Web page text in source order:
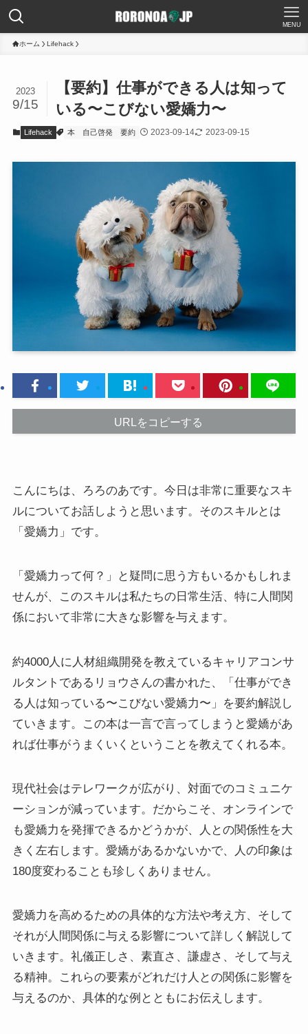
MENU
ホーム Lifehack
【要約】仕事ができる人は知って
いる〜こびない愛嬌力〜
2023
9/15
Lifehack 本 自己啓発 要約 2023-09-14 2023-09-15
URLをコピーする
こんにちは、ろろのあです。今日は非常に重要なスキ
ルについてお話しようと思います。そのスキルとは
「愛嬌力」です。
「愛嬌力って何？」と疑問に思う方もいるかもしれま
せんが、このスキルは私たちの日常生活、特に人間関
係において非常に大きな影響を与えます。
約4000人に人材組織開発を教えているキャリアコンサ
ルタントであるリョウさんの書かれた、「仕事ができ
る人は知っている〜こびない愛嬌力〜」を要約解説し
ていきます。この本は一言で言ってしまうと愛嬌があ
れば仕事がうまくいくということを教えてくれる本。
現代社会はテレワークが広がり、対面でのコミュニケ
ーションが減っています。だからこそ、オンラインで
も愛嬌力を発揮できるかどうかが、人との関係性を大
きく左右します。愛嬌があるかないかで、人の印象は
180度変わることも珍しくありません。
愛嬌力を高めるための具体的な方法や考え方、そして
それが人間関係に与える影響について詳しく解説して
いきます。礼儀正しさ、素直さ、謙虚さ、そして与え
る精神。これらの要素がどれだけ人との関係に影響を
与えるのか、具体的な例とともにお伝えします。